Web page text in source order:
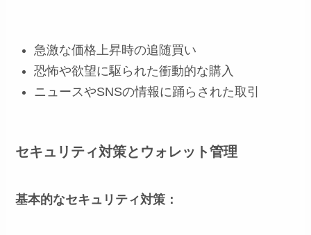
急激な価格上昇時の追随買い
恐怖や欲望に駆られた衝動的な購入
ニュースやSNSの情報に踊らされた取引
セキュリティ対策とウォレット管理
基本的なセキュリティ対策：